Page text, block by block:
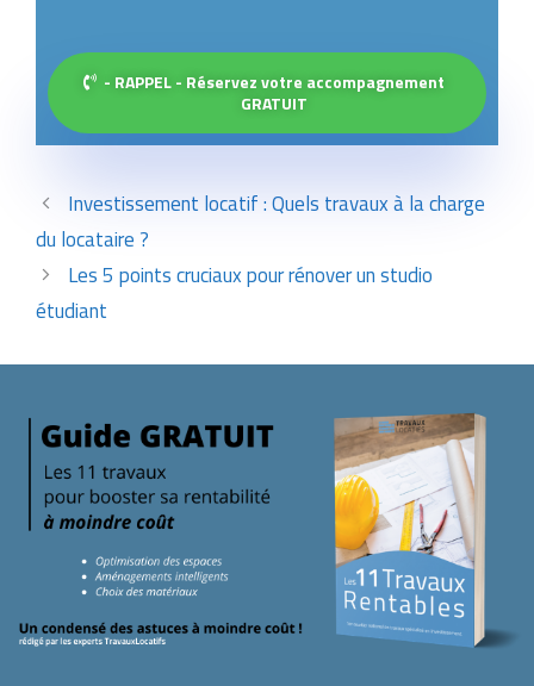
- RAPPEL - Réservez votre accompagnement
GRATUIT
Investissement locatif : Quels travaux à la charge
du locataire ?
Les 5 points cruciaux pour rénover un studio
étudiant